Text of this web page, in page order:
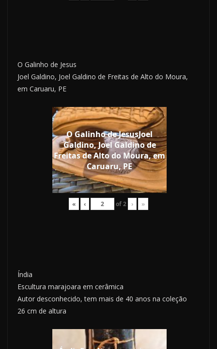
O Galinho de Jesus
Joel Galdino, Joel Galdino de Freitas de Alto do Moura,
em Caruaru, PE
O Galinho de JesusJoel
Galdino, Joel Galdino de
Freitas de Alto do Moura, em
Caruaru, PE
« ‹ of2 › »
Índia
Escultura marajoara em cerâmica
Autor desconhecido, tem mais de 40 anos na coleção
26 cm de altura